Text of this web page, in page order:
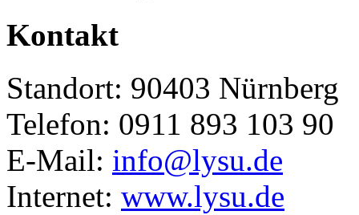
Kontakt
Standort: 90403 Nürnberg
Telefon: 0911 893 103 90
E-Mail: info@lysu.de
Internet: www.lysu.de